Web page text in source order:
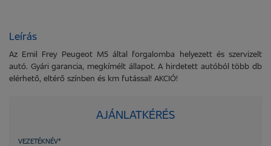
Leírás
Az Emil Frey Peugeot M5 által forgalomba helyezett és szervizelt
autó. Gyári garancia, megkímélt állapot. A hirdetett autóból több db
elérhető, eltérő színben és km futással! AKCIÓ!
AJÁNLATKÉRÉS
VEZETÉKNÉV*